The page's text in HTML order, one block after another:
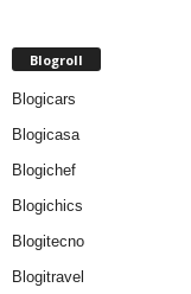
Blogroll
Blogicars
Blogicasa
Blogichef
Blogichics
Blogitecno
Blogitravel